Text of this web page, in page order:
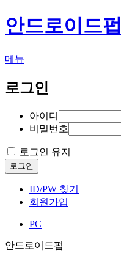
안드로이드펍
메뉴
로그인
아이디
비밀번호
로그인 유지
로그인
ID/PW 찾기
회원가입
PC
안드로이드펍